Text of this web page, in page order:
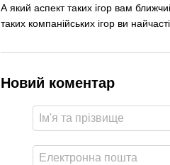
А який аспект таких ігор вам
таких компанійських ігор ви
Новий коментар